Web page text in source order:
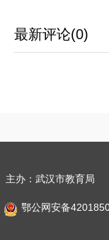
最新评论(0)
主办：武汉市教育局
鄂公网安备